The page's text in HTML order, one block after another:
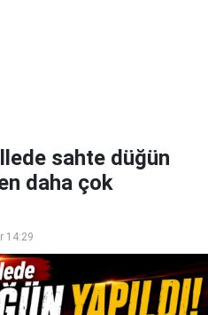
sahte düğün
daha çok
14:29